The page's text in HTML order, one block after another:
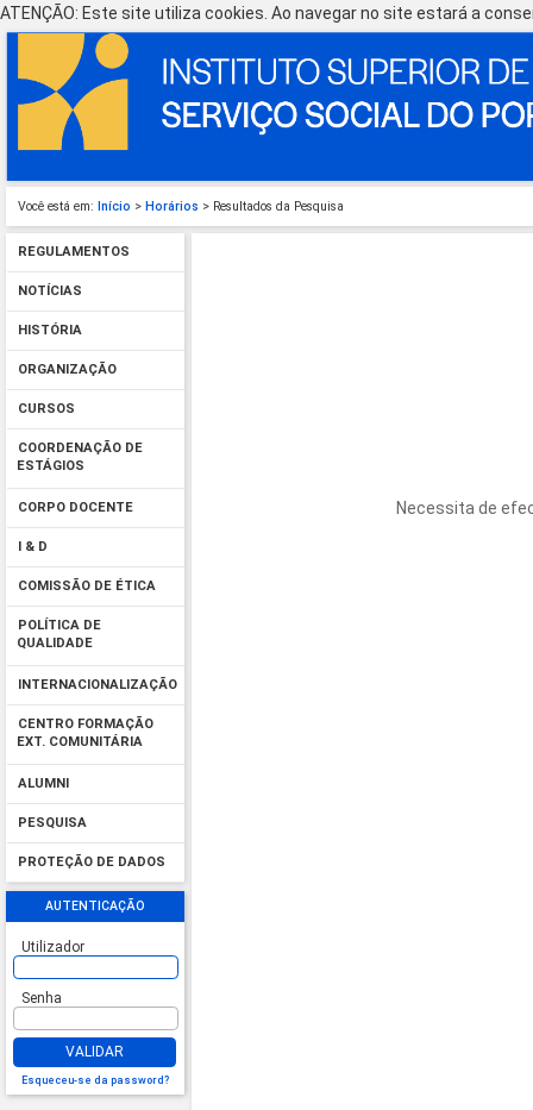
ATENÇÃO: Este site utiliza cookies. Ao navegar no site estará a
Você está em: Início > Horários > Resultados da Pesquisa
REGULAMENTOS
NOTÍCIAS
HISTÓRIA
ORGANIZAÇÃO
CURSOS
COORDENAÇÃO DE
ESTÁGIOS
CORPO DOCENTE
I & D
COMISSÃO DE ÉTICA
POLÍTICA DE
QUALIDADE
INTERNACIONALIZAÇÃO
CENTRO FORMAÇÃO
EXT. COMUNITÁRIA
ALUMNI
PESQUISA
PROTEÇÃO DE DADOS
AUTENTICAÇÃO
Utilizador
Senha
VALIDAR
Esqueceu-se da password?
Necessita de